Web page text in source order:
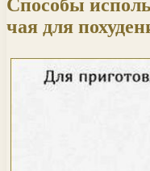
Способы
чая для